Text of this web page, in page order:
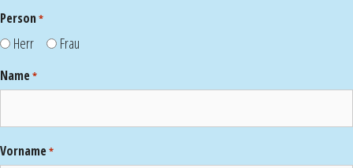
Person*
Herr Frau
Name*
Vorname*